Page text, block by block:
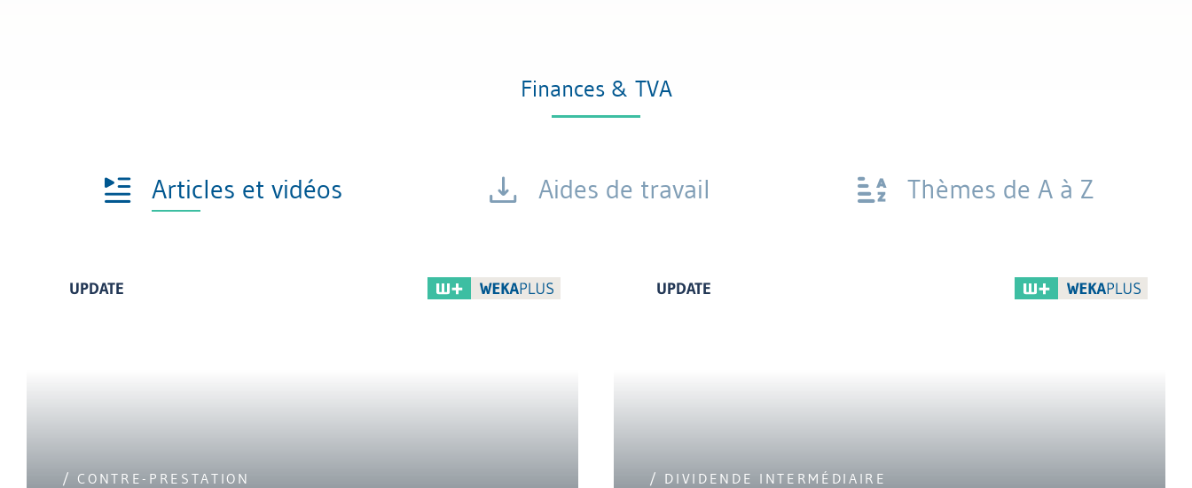
Finances & TVA
Articles et vidéos Aides de travail Thèmes de A à Z
UPDATE
/ CONTRE-PRESTATION
UPDATE
/ DIVIDENDE INTERMÉDIAIRE